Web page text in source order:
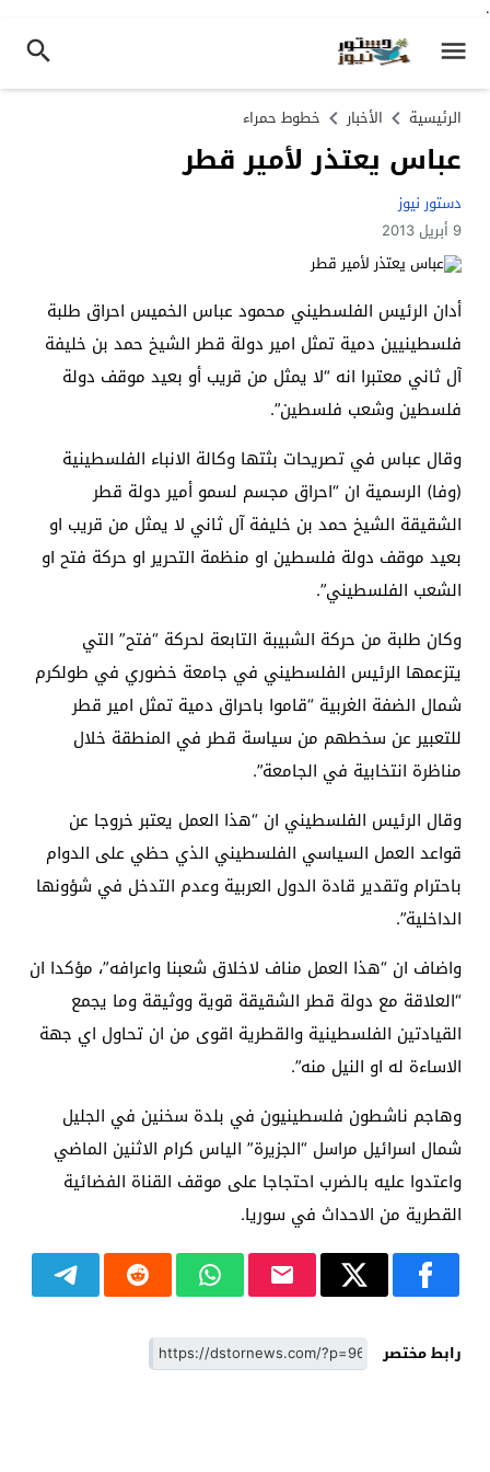
.
الرئيسية الأخبار خطوط حمراء
عباس يعتذر لأمير قطر
دستور نيوز
9 أبريل 2013
أدان الرئيس الفلسطيني محمود عباس الخميس احراق طلبة
فلسطينيين دمية تمثل امير دولة قطر الشيخ حمد بن خليفة
آل ثاني معتبرا انه “لا يمثل من قريب أو بعيد موقف دولة
فلسطين وشعب فلسطين”.
وقال عباس في تصريحات بثتها وكالة الانباء الفلسطينية
(وفا) الرسمية ان “احراق مجسم لسمو أمير دولة قطر
الشقيقة الشيخ حمد بن خليفة آل ثاني لا يمثل من قريب او
بعيد موقف دولة فلسطين او منظمة التحرير او حركة فتح او
الشعب الفلسطيني”.
وكان طلبة من حركة الشبيبة التابعة لحركة “فتح” التي
يتزعمها الرئيس الفلسطيني في جامعة خضوري في طولكرم
شمال الضفة الغربية “قاموا باحراق دمية تمثل امير قطر
للتعبير عن سخطهم من سياسة قطر في المنطقة خلال
مناظرة انتخابية في الجامعة”.
وقال الرئيس الفلسطيني ان “هذا العمل يعتبر خروجا عن
قواعد العمل السياسي الفلسطيني الذي حظي على الدوام
باحترام وتقدير قادة الدول العربية وعدم التدخل في شؤونها
الداخلية”.
واضاف ان “هذا العمل مناف لاخلاق شعبنا واعرافه”، مؤكدا ان
“العلاقة مع دولة قطر الشقيقة قوية ووثيقة وما يجمع
القيادتين الفلسطينية والقطرية اقوى من ان تحاول اي جهة
الاساءة له او النيل منه”.
وهاجم ناشطون فلسطينيون في بلدة سخنين في الجليل
شمال اسرائيل مراسل “الجزيرة” الياس كرام الاثنين الماضي
واعتدوا عليه بالضرب احتجاجا على موقف القناة الفضائية
القطرية من الاحداث في سوريا.
رابط مختصر